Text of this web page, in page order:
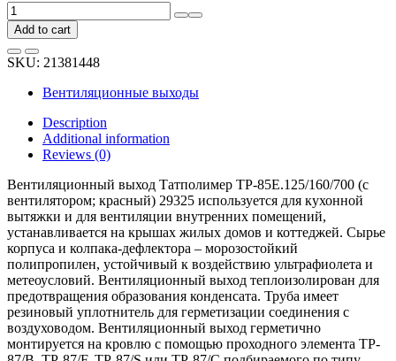
Вентиляционный
выход
Татполимер
ТР-85Е.125/160/700
(с
вентилятором;
красный)
29325
quantity
Add to cart
SKU: 21381448
Вентиляционные выходы
Description
Additional information
Reviews (0)
Вентиляционный выход Татполимер ТР-85Е.125/160/700 (с
вентилятором; красный) 29325 используется для кухонной
вытяжки и для вентиляции внутренних помещений,
устанавливается на крышах жилых домов и коттеджей. Сырье
корпуса и колпака-дефлектора – морозостойкий
полипропилен, устойчивый к воздействию ультрафиолета и
метеоусловий. Вентиляционный выход теплоизолирован для
предотвращения образования конденсата. Труба имеет
резиновый уплотнитель для герметизации соединения с
воздуховодом. Вентиляционный выход герметично
монтируется на кровлю с помощью проходного элемента TP-